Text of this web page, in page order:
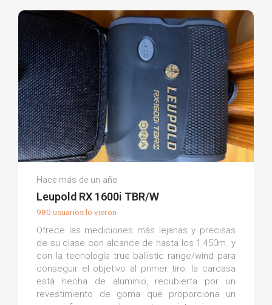
Pedro Rafael D.
(0)
Hace más de un año
Leupold RX 1600i TBR/W
980 usuarios lo vieron
Ofrece las mediciones más lejanas y precisas
de su clase con alcance de hasta los 1.450m. y
con la tecnología true ballistic range/wind para
conseguir el objetivo al primer tiro. la carcasa
está hecha de aluminio, recubierta por un
revestimiento de goma que proporciona un